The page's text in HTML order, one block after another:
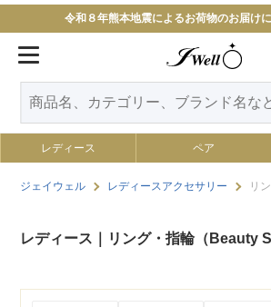
令和８年熊本地震によるお荷物のお届け
レディース ペア
ジェイウェル レディースアクセサリー リ
レディース｜リング・指輪（Beauty